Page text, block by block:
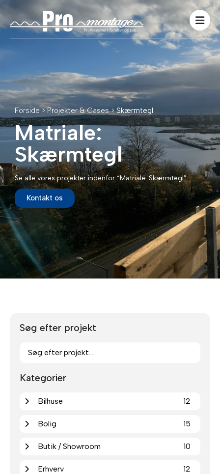
Forside > Projekter & Cases >Skærmtegl
Matriale:
Skærmtegl
Se alle vores projekter indenfor “Matriale: Skærmtegl”
Kontakt os
Søg efter projekt
Kategorier
Bilhuse 12
Bolig 15
Butik / Showroom 10
Erhverv 12